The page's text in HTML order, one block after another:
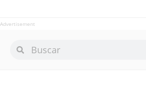
Advertisement